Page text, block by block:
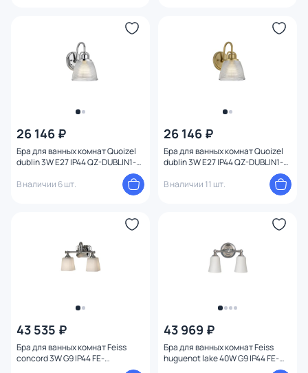
26 146 ₽
Бра для ванных комнат Quoizel
dublin 3W E27 IP44 QZ-DUBLIN1-
В наличии 6 шт.
26 146 ₽
Бра для ванных комнат Quoizel
dublin 3W E27 IP44 QZ-DUBLIN1-
В наличии 11 шт.
43 535 ₽
Бра для ванных комнат Feiss
concord 3W G9 IP44 FE-
43 969 ₽
Бра для ванных комнат Feiss
huguenot lake 40W G9 IP44 FE-